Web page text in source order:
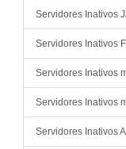
Servidores Inativos
Servidores Inativos
Servidores Inativos
Servidores Inativos
Servidores Inativos